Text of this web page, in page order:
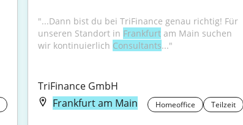
"...Dann bist du bei TriFinance genau richtig! Für
unseren Standort in Frankfurt am Main suchen
wir kontinuierlich Consultants..."
TriFinance GmbH
Frankfurt am Main
Homeoffice Teilzeit